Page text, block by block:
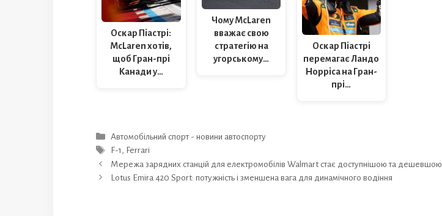
Оскар Піастрі:
McLaren хотів,
щоб Гран-прі
Канади у…
Чому McLaren
вважає свою
стратегію на
угорському…
Оскар Піастрі
перемагає Ландо
Норріса на Гран-
прі…
Категорії
Автомобільний спорт - новини автоспорту
Позначки
F-1 , Ferrari
Мережа зарядних станцій для електромобілів Walmart стає доступнішою та дешевшою
Lotus Emira 420 Sport: потужність і зменшена вага для динамічного водіння